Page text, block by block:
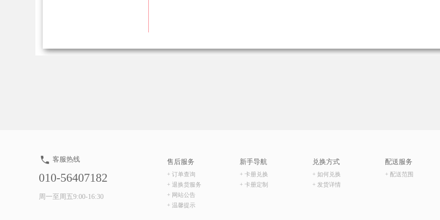
客服热线
010-56407182
周一至周五9:00-16:30
售后服务
+ 订单查询
+ 退换货服务
+ 网站公告
+ 温馨提示
新手导航
+ 卡册兑换
+ 卡册定制
兑换方式
+ 如何兑换
+ 发货详情
配送服务
+ 配送范围